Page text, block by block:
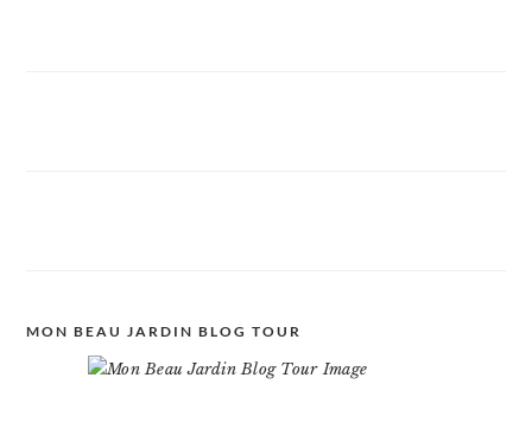
MON BEAU JARDIN BLOG TOUR